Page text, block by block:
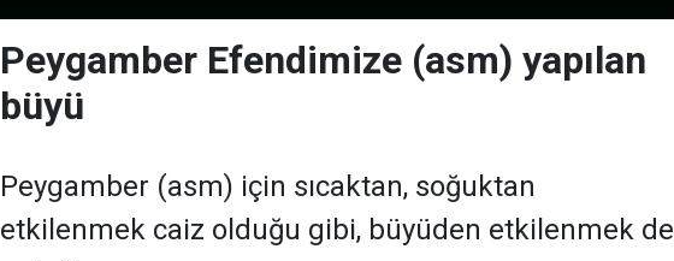
Peygamber Efendimize (asm) yapılan
büyü
Peygamber (asm) için sıcaktan, soğuktan
etkilenmek caiz olduğu gibi, büyüden etkilenmek de